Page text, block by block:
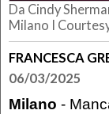
Da Cindy
Milano I
FRANCESCA
06/03/2025
Milano -